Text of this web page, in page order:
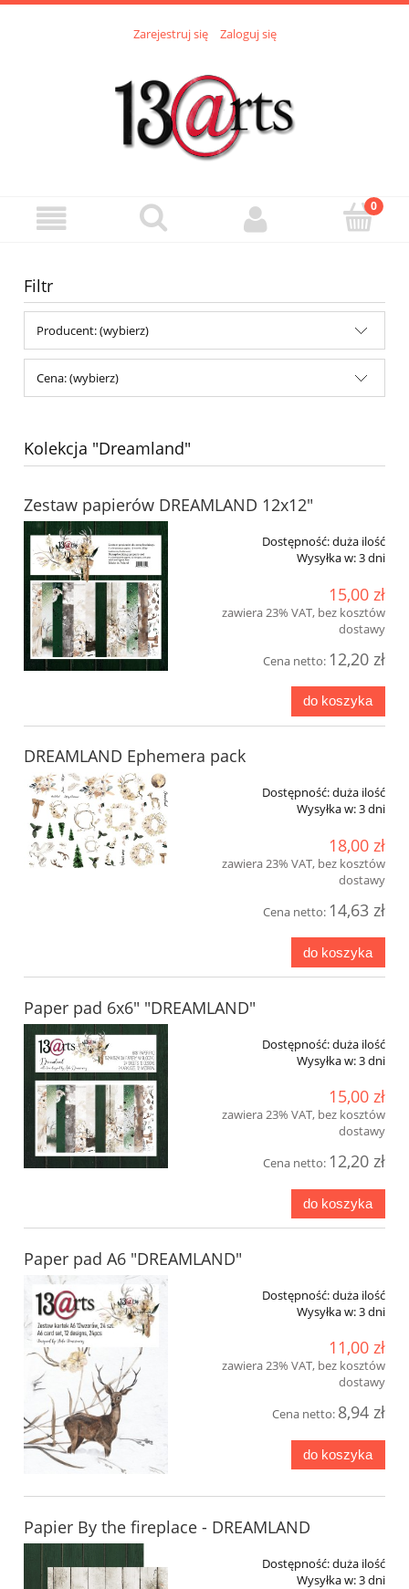
Zarejestruj się Zaloguj się
Filtr
Producent: (wybierz)
Cena: (wybierz)
Kolekcja "Dreamland"
Zestaw papierów DREAMLAND 12x12"
Dostępność:duża ilość
Wysyłka w:3 dni
15,00 zł
zawiera 23% VAT, bez kosztów
dostawy
Cena netto: 12,20 zł
do koszyka
DREAMLAND Ephemera pack
Dostępność:duża ilość
Wysyłka w:3 dni
18,00 zł
zawiera 23% VAT, bez kosztów
dostawy
Cena netto: 14,63 zł
do koszyka
Paper pad 6x6" "DREAMLAND"
Dostępność:duża ilość
Wysyłka w:3 dni
15,00 zł
zawiera 23% VAT, bez kosztów
dostawy
Cena netto: 12,20 zł
do koszyka
Paper pad A6 "DREAMLAND"
Dostępność:duża ilość
Wysyłka w:3 dni
11,00 zł
zawiera 23% VAT, bez kosztów
dostawy
Cena netto: 8,94 zł
do koszyka
Papier By the fireplace - DREAMLAND
Dostępność:duża ilość
Wysyłka w:3 dni